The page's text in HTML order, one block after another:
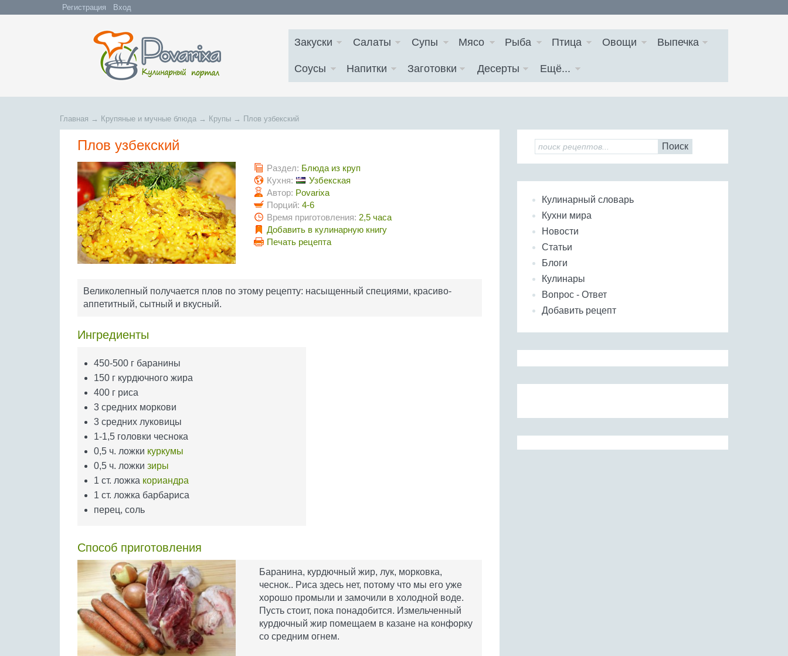
Регистрация Вход
Закуски Салаты Супы Мясо Рыба Птица Овощи Выпечка
Соусы Напитки Заготовки Десерты Ещё...
Главная → Крупяные и мучные блюда → Крупы → Плов узбекский
Плов узбекский
Раздел: Блюда из круп
Кухня:
Узбекская
Автор: Povarixa
Порций: 4-6
Время приготовления: 2,5 часа
Добавить в кулинарную книгу
Печать рецепта
Великолепный получается плов по этому рецепту: насыщенный специями, красиво-
аппетитный, сытный и вкусный.
Ингредиенты
450-500 г баранины
150 г курдючного жира
400 г риса
3 средних моркови
3 средних луковицы
1-1,5 головки чеснока
0,5 ч. ложки куркумы
0,5 ч. ложки зиры
1 ст. ложка кориандра
1 ст. ложка барбариса
перец, соль
Способ приготовления
Баранина, курдючный жир, лук, морковка,
чеснок.. Риса здесь нет, потому что мы его уже
хорошо промыли и замочили в холодной воде.
Пусть стоит, пока понадобится. Измельченный
курдючный жир помещаем в казане на конфорку
со средним огнем.
Поиск
Кулинарный словарь
Кухни мира
Новости
Статьи
Блоги
Кулинары
Вопрос - Ответ
Добавить рецепт